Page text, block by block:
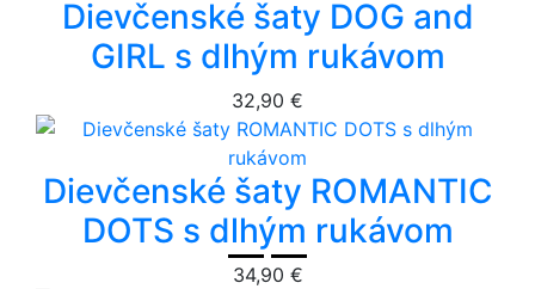
Dievčenské šaty DOG and
GIRL s dlhým rukávom
32,90 €
Dievčenské šaty ROMANTIC
DOTS s dlhým rukávom
34,90 €